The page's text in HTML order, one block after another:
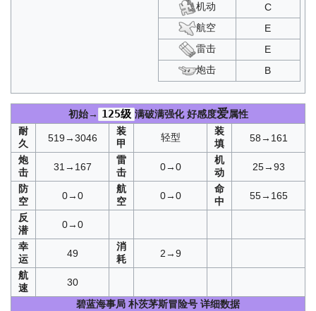
机动
C
航空
E
雷击
E
炮击
B
初始→ 125级 满破满强化好感度爱属性
耐
久
519→3046
装
甲
轻型
装
填
58→161
炮
击
31→167
雷
击
0→0
机
动
25→93
防
空
0→0
航
空
0→0
命
中
55→165
反
潜
0→0
幸
运
49
消
耗
2→9
航
速
30
碧蓝海事局 朴茨茅斯冒险号 详细数据